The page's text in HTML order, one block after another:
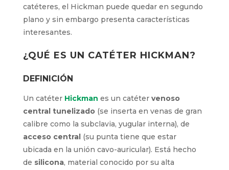
catéteres, el Hickman puede quedar en
segundo plano y sin embargo presenta
características interesantes.
¿QUÉ ES UN CATÉTER HICKMAN?
DEFINICIÓN
Un catéter Hickmanes un catéter venoso
central tunelizado(se inserta en venas de
gran calibre como la subclavia, yugular interna),
deacceso central(su punta tiene que estar
ubicada en la unión cavo-auricular). Está hecho
de silicona, material conocido por su alta